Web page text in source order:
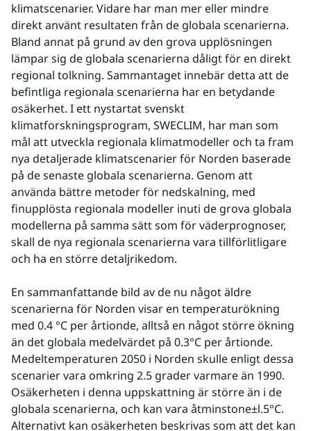
klimatscenarier. Vidare har man mer eller mindre
direkt använt resultaten från de globala scenarierna.
Bland annat på grund av den grova upplösningen
lämpar sig de globala scenarierna dåligt för en direkt
regional tolkning. Sammantaget innebär detta att de
befintliga regionala scenarierna har en betydande
osäkerhet. I ett nystartat svenskt
klimatforskningsprogram, SWECLIM, har man som
mål att utveckla regionala klimatmodeller och ta fram
nya detaljerade klimatscenarier för Norden baserade
på de senaste globala scenarierna. Genom att
använda bättre metoder för nedskalning, med
finupplösta regionala modeller inuti de grova globala
modellerna på samma sätt som för väderprognoser,
skall de nya regionala scenarierna vara tillförlitligare
och ha en större detaljrikedom.
En sammanfattande bild av de nu något äldre
scenarierna för Norden visar en temperaturökning
med 0.4 °C per årtionde, alltså en något större ökning
än det globala medelvärdet på 0.3°C per årtionde.
Medeltemperaturen 2050 i Norden skulle enligt dessa
scenarier vara omkring 2.5 grader varmare än 1990.
Osäkerheten i denna uppskattning är större än i de
globala scenarierna, och kan vara åtminstone±l.5°C.
Alternativt kan osäkerheten beskrivas som att det kan